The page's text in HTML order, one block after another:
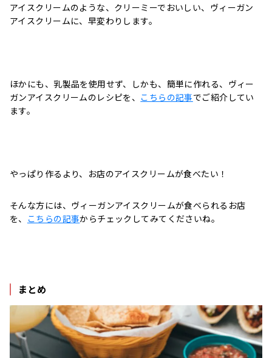
アイスクリームのような、クリーミーでおいしい、ヴィーガン
アイスクリームに、早変わりします。
ほかにも、乳製品を使用せず、しかも、簡単に作れる、ヴィー
ガンアイスクリームのレシピを、 こちらの記事でご紹介してい
ます。
やっぱり作るより、お店のアイスクリームが食べたい！
そんな方には、ヴィーガンアイスクリームが食べられるお店
を、
こちらの記事からチェックしてみてくださいね。
まとめ